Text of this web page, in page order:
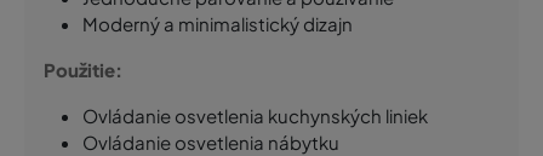
Moderný a minimalistický dizajn
Použitie:
Ovládanie osvetlenia kuchynských liniek
Ovládanie osvetlenia nábytku